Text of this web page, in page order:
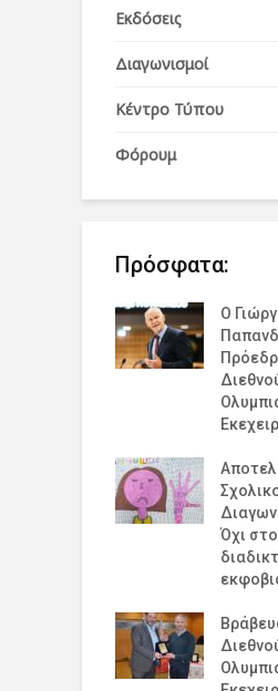
Εκδόσεις
Διαγωνισμοί
Κέντρο Τύπου
Φόρουμ
Πρόσφατα:
Ο
Όχι